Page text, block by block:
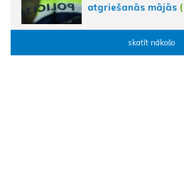
atgriešanās mājās
skatīt nākošo